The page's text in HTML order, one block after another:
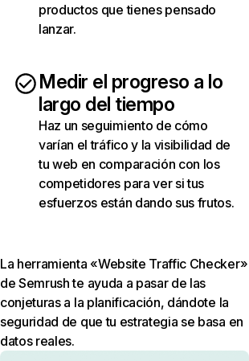
productos que tienes pensado
lanzar.
Medir el progreso a lo
largo del tiempo
Haz un seguimiento de cómo
varían el tráfico y la visibilidad de
tu web en comparación con los
competidores para ver si tus
esfuerzos están dando sus frutos.
La herramienta «Website Traffic Checker»
de Semrush te ayuda a pasar de las
conjeturas a la planificación, dándote la
seguridad de que tu estrategia se basa en
datos reales.